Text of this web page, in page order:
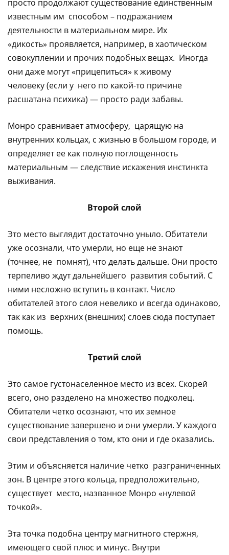
просто продолжают существование единственным
известным им способом – подражанием
деятельности в материальном мире. Их
«дикость» проявляется, например, в хаотическом
совокуплении и прочих подобных вещах. Иногда
они даже могут «прицепиться» к живому
человеку (если у него по какой-то причине
расшатана психика) — просто ради забавы.
Монро сравнивает атмосферу, царящую на
внутренних кольцах, с жизнью в большом городе, и
определяет ее как полную поглощенность
материальным — следствие искажения инстинкта
выживания.
Второй слой
Это место выглядит достаточно уныло. Обитатели
уже осознали, что умерли, но еще не знают
(точнее, не помнят), что делать дальше. Они просто
терпеливо ждут дальнейшего развития событий. С
ними несложно вступить в контакт. Число
обитателей этого слоя невелико и всегда одинаково,
так как из верхних (внешних) слоев сюда поступает
помощь.
Третий слой
Это самое густонаселенное место из всех. Скорей
всего, оно разделено на множество подколец.
Обитатели четко осознают, что их земное
существование завершено и они умерли. У каждого
свои представления о том, кто они и где оказались.
Этим и объясняется наличие четко разграниченных
зон. В центре этого кольца, предположительно,
существует место, названное Монро «нулевой
точкой».
Эта точка подобна центру магнитного стержня,
имеющего свой плюс и минус. Внутри